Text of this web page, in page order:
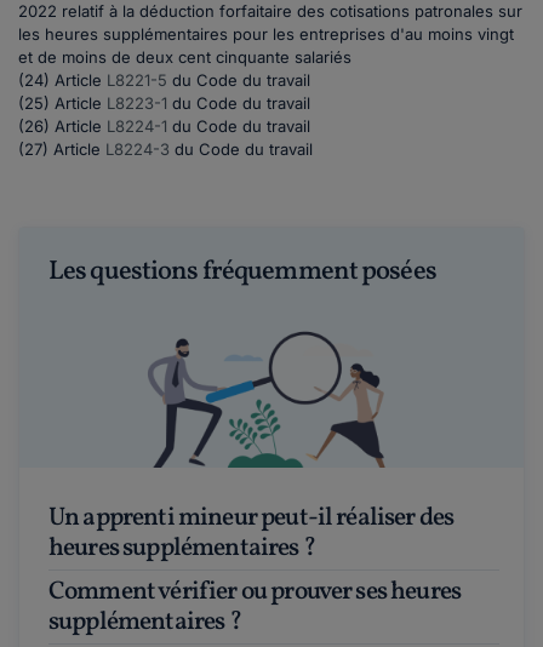
2022 relatif à la déduction forfaitaire des cotisations patronales sur
les heures supplémentaires pour les entreprises d'au moins vingt
et de moins de deux cent cinquante salariés
(24) Article L8221-5 du Code du travail
(25) Article L8223-1 du Code du travail
(26) Article L8224-1 du Code du travail
(27) Article L8224-3 du Code du travail
Les questions fréquemment posées
Un apprenti mineur peut-il réaliser des
heures supplémentaires ?
Comment vérifier ou prouver ses heures
supplémentaires ?